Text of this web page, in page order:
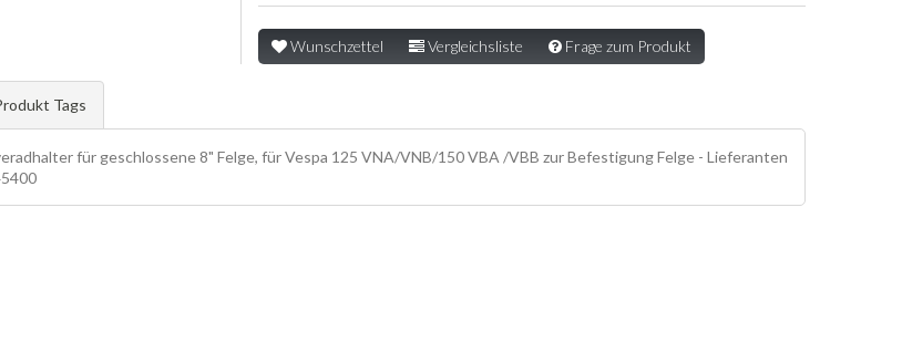
Wunschzettel Vergleichsliste Frage zum Produkt
Tags
für geschlossene 8" Felge, für Vespa 125 VNA/VNB/150 VBA /VBB zur Befestigung Felge - Lieferanten